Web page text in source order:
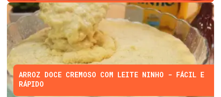
ARROZ DOCE CREMOSO COM LEITE NINHO - FÁCIL E
RÁPIDO